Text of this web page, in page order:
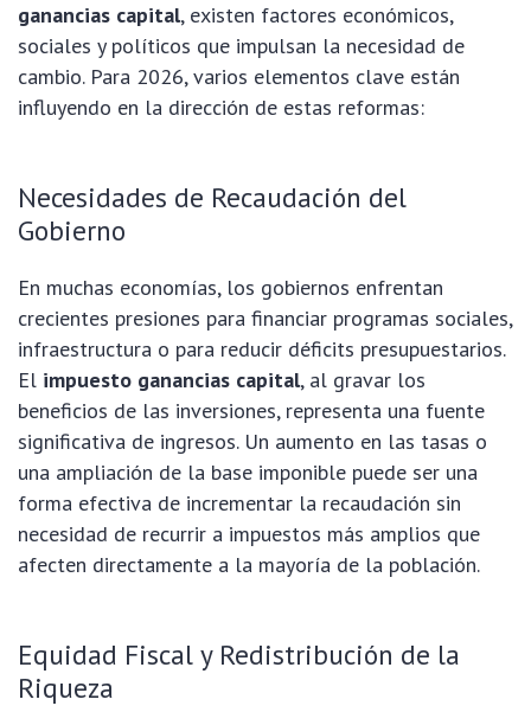
ganancias capital, existen factores económicos,
sociales y políticos que impulsan la necesidad de
cambio. Para 2026, varios elementos clave están
influyendo en la dirección de estas reformas:
Necesidades de Recaudación del
Gobierno
En muchas economías, los gobiernos enfrentan
crecientes presiones para financiar programas sociales,
infraestructura o para reducir déficits presupuestarios.
El impuesto ganancias capital, al gravar los
beneficios de las inversiones, representa una fuente
significativa de ingresos. Un aumento en las tasas o
una ampliación de la base imponible puede ser una
forma efectiva de incrementar la recaudación sin
necesidad de recurrir a impuestos más amplios que
afecten directamente a la mayoría de la población.
Equidad Fiscal y Redistribución de la
Riqueza